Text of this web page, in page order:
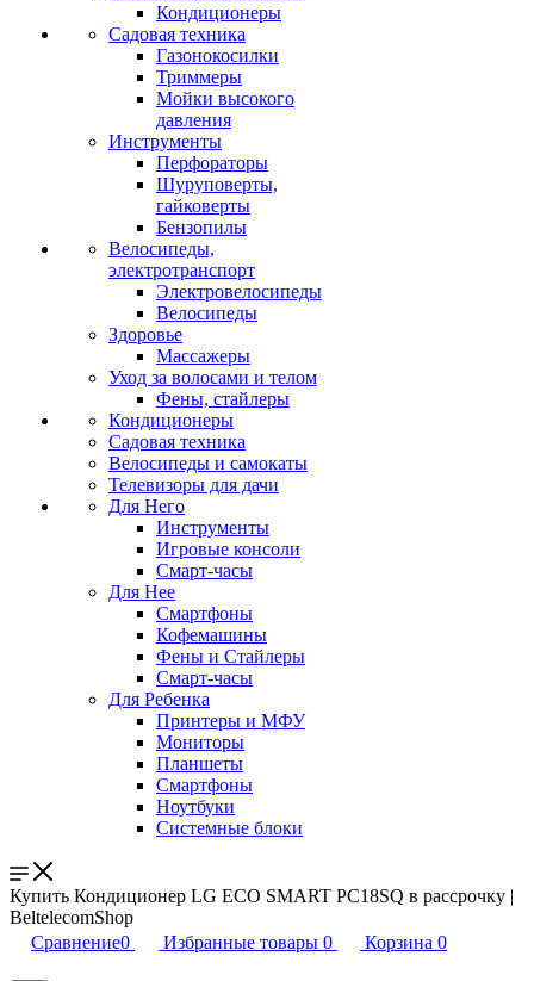
Кондиционеры
Садовая техника
Газонокосилки
Триммеры
Мойки высокого
давления
Инструменты
Перфораторы
Шуруповерты,
гайковерты
Бензопилы
Велосипеды,
электротранспорт
Электровелосипеды
Велосипеды
Здоровье
Массажеры
Уход за волосами и телом
Фены, стайлеры
Кондиционеры
Садовая техника
Велосипеды и самокаты
Телевизоры для дачи
Для Него
Инструменты
Игровые консоли
Смарт-часы
Для Нее
Смартфоны
Кофемашины
Фены и Стайлеры
Смарт-часы
Для Ребенка
Принтеры и МФУ
Мониторы
Планшеты
Смартфоны
Ноутбуки
Системные блоки
Купить Кондиционер LG ECO SMART PC18SQ в рассрочку |
BeltelecomShop
Сравнение0 Избранные товары 0 Корзина 0